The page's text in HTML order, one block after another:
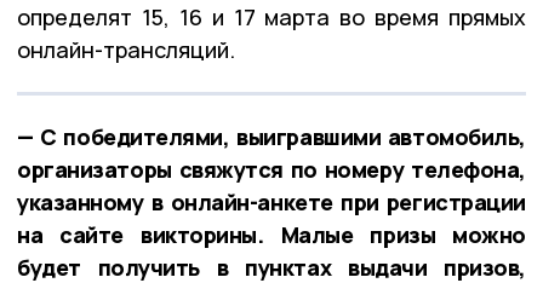
определят 15, 16 и 17 марта во время прямых
онлайн-трансляций.
— С победителями, выигравшими автомобиль,
организаторы свяжутся по номеру телефона,
указанному в онлайн-анкете при регистрации
на сайте викторины. Малые призы можно
будет получить в пунктах выдачи призов,